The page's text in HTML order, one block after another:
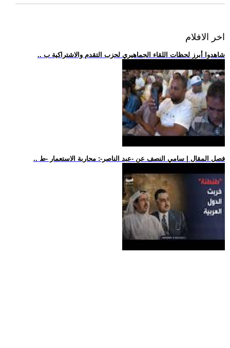
اخر الافلام
.. شاهدوا أبرز لحظات اللقاء الجماهيري لحزب التقدم والاشتراكية ب
.. فصل المقال | سامي النصف عن -عبد الناصر-: محاربة الاستعمار -ط